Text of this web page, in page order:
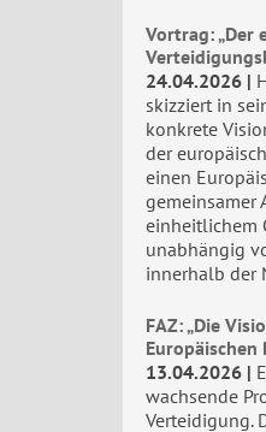
Vortrag: „Der
24.04.2026
skizziert in
konkrete
der
einen
gemeinsamer
einheitlichem
unabhängig
innerhalb der
FAZ: „Die
Europäischen
13.04.2026
wachsende
Verteidigung.